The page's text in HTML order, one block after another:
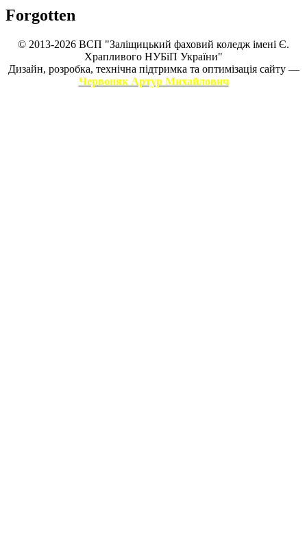
Forgotten
© 2013-2026 ВСП "Заліщицький фаховий коледж імені Є.
Храпливого НУБіП України"
Дизайн, розробка, технічна підтримка та оптимізація сайту —
Червоняк Артур Михайлович